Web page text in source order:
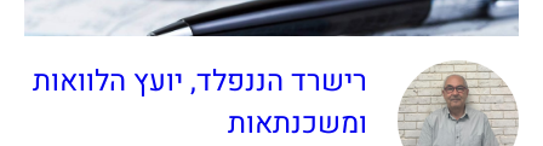
רישרד הננפלד, יועץ הלוואות
ומשכנתאות